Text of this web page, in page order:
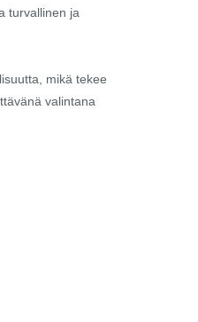
turvallinen ja
mikä tekee
valintana